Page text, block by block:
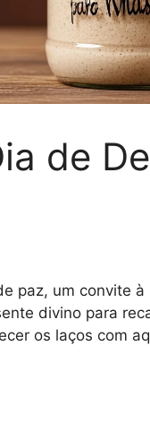
de
paz, um convite à
divino para
os laços com